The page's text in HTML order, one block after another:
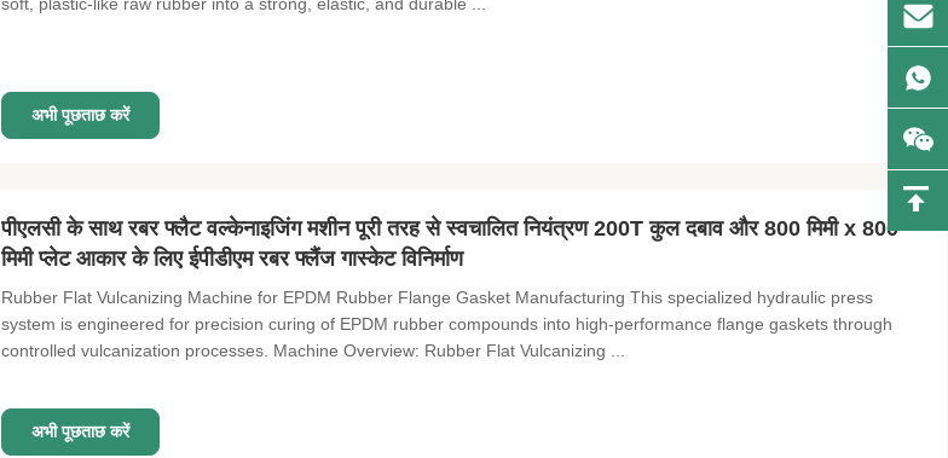
अभी पूछताछ करें
पीएलसी के साथ रबर फ्लैट वल्केनाइजिंग मशीन पूरी तरह से स्वचालित नियंत्रण 200T कुल दबाव और 800 मिमी x 800
मिमी प्लेट आकार के लिए ईपीडीएम रबर फ्लैंज गास्केट विनिर्माण
Rubber Flat Vulcanizing Machine for EPDM Rubber Flange Gasket Manufacturing This specialized hydraulic press
system is engineered for precision curing of EPDM rubber compounds into high-performance flange gaskets through
controlled vulcanization processes. Machine Overview: Rubber Flat Vulcanizing ...
अभी पूछताछ करें